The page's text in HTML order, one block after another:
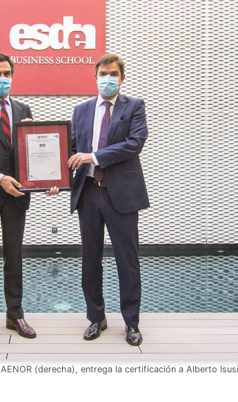
(derecha), entrega la certificación a Alberto